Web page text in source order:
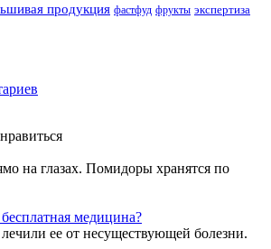
продукция фастфуд фрукты экспертиза
на глазах. Помидоры хранятся по
медицина?
ее от несуществующей болезни.